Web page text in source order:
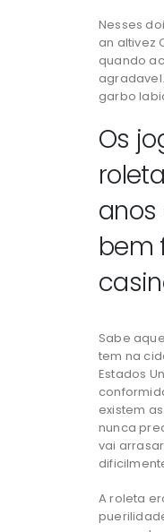
Nesses
an altivez
quando
garbo
Os
bem
Sabe
tem na
Estados
existem
nunca
vai
A roleta